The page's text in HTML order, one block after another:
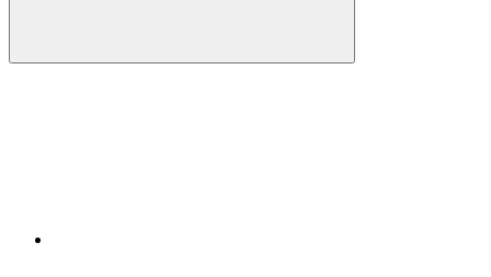
Compartilhar